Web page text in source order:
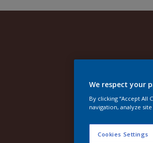
We respect your
By clicking “Accept
navigation, analyze
Cookies Settings